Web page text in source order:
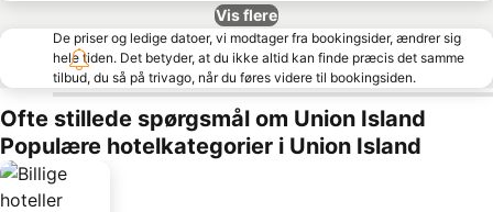
Vis flere
De priser og ledige datoer, vi modtager fra bookingsider, ændrer sig
hele tiden. Det betyder, at du ikke altid kan finde præcis det samme
tilbud, du så på trivago, når du føres videre til bookingsiden.
Ofte stillede spørgsmål om Union Island
Populære hotelkategorier i Union Island